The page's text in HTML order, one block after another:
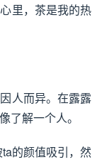
里，茶是我的热
人而异。在露露
了解一个人。
的颜值吸引，然